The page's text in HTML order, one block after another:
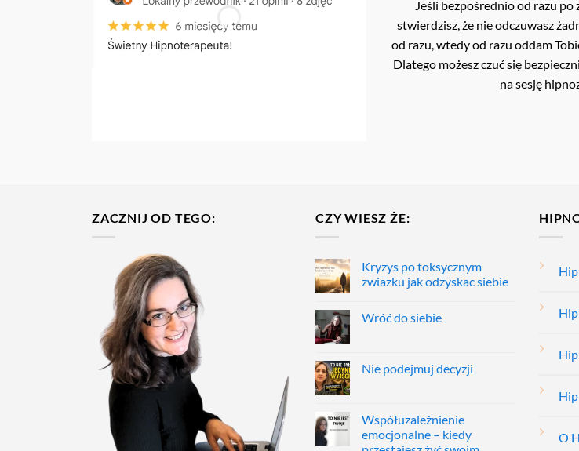
Jeśli bezpośrednio od razu
stwierdzisz, że nie odczuwasz
od razu, wtedy od razu oddam
Dlatego możesz czuć się
na sesję
ZACZNIJ OD TEGO: CZY WIESZ ŻE:
Kryzys po toksycznym
zwiazku jak odzyskac siebie
Wróć do siebie
Nie podejmuj decyzji
Współuzależnienie
emocjonalne – kiedy
O